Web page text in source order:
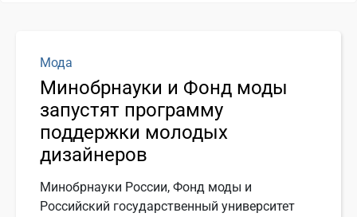
Мода
Минобрнауки и Фонд моды
запустят программу
поддержки молодых
дизайнеров
Минобрнауки России, Фонд моды и
Российский государственный университет